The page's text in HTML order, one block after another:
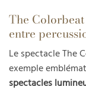
The
entre
Le spectacle The
exemple
spectacles